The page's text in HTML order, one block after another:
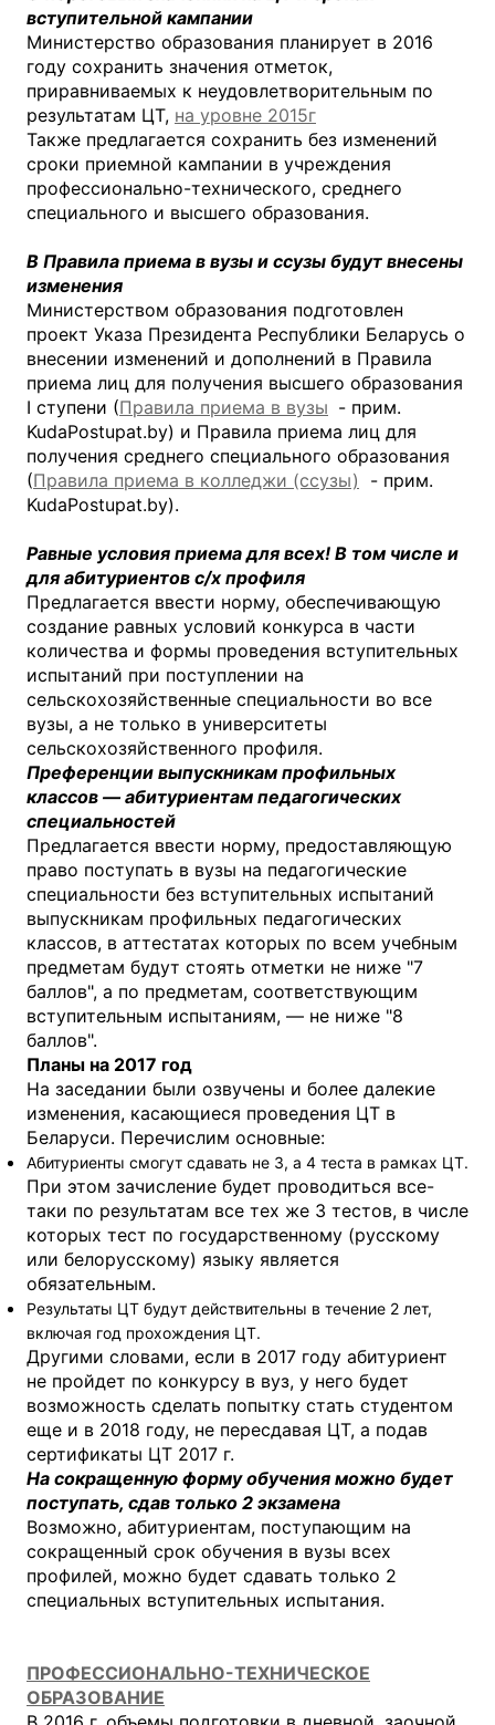
вступительной кампании
Министерство образования планирует в 2016
году сохранить значения отметок,
приравниваемых к неудовлетворительным по
результатам ЦТ, на уровне 2015г
Также предлагается сохранить без изменений
сроки приемной кампании в учреждения
профессионально-технического, среднего
специального и высшего образования.
В Правила приема в вузы и ссузы будут внесены
изменения
Министерством образования подготовлен
проект Указа Президента Республики Беларусь о
внесении изменений и дополнений в Правила
приема лиц для получения высшего образования
I ступени (Правила приема в вузы - прим.
KudaPostupat.by) и Правила приема лиц для
получения среднего специального образования
(Правила приема в колледжи (ссузы) - прим.
KudaPostupat.by).
Равные условия приема для всех! В том числе и
для абитуриентов с/х профиля
Предлагается ввести норму, обеспечивающую
создание равных условий конкурса в части
количества и формы проведения вступительных
испытаний при поступлении на
сельскохозяйственные специальности во все
вузы, а не только в университеты
сельскохозяйственного профиля.
Преференции выпускникам профильных
классов — абитуриентам педагогических
специальностей
Предлагается ввести норму, предоставляющую
право поступать в вузы на педагогические
специальности без вступительных испытаний
выпускникам профильных педагогических
классов, в аттестатах которых по всем учебным
предметам будут стоять отметки не ниже "7
баллов", а по предметам, соответствующим
вступительным испытаниям, — не ниже "8
баллов".
Планы на 2017 год
На заседании были озвучены и более далекие
изменения, касающиеся проведения ЦТ в
Беларуси. Перечислим основные:
Абитуриенты смогут сдавать не 3, а 4 теста в рамках ЦТ.
При этом зачисление будет проводиться все-
таки по результатам все тех же 3 тестов, в числе
которых тест по государственному (русскому
или белорусскому) языку является
обязательным.
Результаты ЦТ будут действительны в течение 2 лет,
включая год прохождения ЦТ.
Другими словами, если в 2017 году абитуриент
не пройдет по конкурсу в вуз, у него будет
возможность сделать попытку стать студентом
еще и в 2018 году, не пересдавая ЦТ, а подав
сертификаты ЦТ 2017 г.
На сокращенную форму обучения можно будет
поступать, сдав только 2 экзамена
Возможно, абитуриентам, поступающим на
сокращенный срок обучения в вузы всех
профилей, можно будет сдавать только 2
специальных вступительных испытания.
ПРОФЕССИОНАЛЬНО-ТЕХНИЧЕСКОЕ
ОБРАЗОВАНИЕ